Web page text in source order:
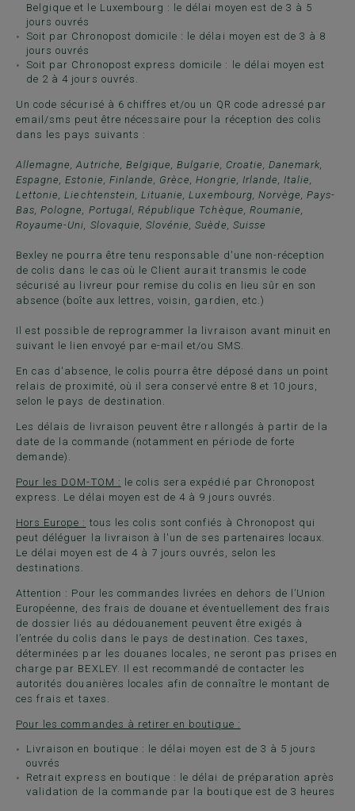
Belgique et le Luxembourg : le délai moyen est de 3 à 5
jours ouvrés
Soit par Chronopost domicile : le délai moyen est de 3 à 8
jours ouvrés
Soit par Chronopost express domicile : le délai moyen est
de 2 à 4 jours ouvrés.
Un code sécurisé à 6 chiffres et/ou un QR code adressé par
email/sms peut être nécessaire pour la réception des colis
dans les pays suivants :
Allemagne, Autriche, Belgique, Bulgarie, Croatie, Danemark,
Espagne, Estonie, Finlande, Grèce, Hongrie, Irlande, Italie,
Lettonie, Liechtenstein, Lituanie, Luxembourg, Norvège, Pays-
Bas, Pologne, Portugal, République Tchèque, Roumanie,
Royaume-Uni, Slovaquie, Slovénie, Suède, Suisse
Bexley ne pourra être tenu responsable d'une non-réception
de colis dans le cas où le Client aurait transmis le code
sécurisé au livreur pour remise du colis en lieu sûr en son
absence (boîte aux lettres, voisin, gardien, etc.)
Il est possible de reprogrammer la livraison avant minuit en
suivant le lien envoyé par e-mail et/ou SMS.
En cas d'absence, le colis pourra être déposé dans un point
relais de proximité, où il sera conservé entre 8 et 10 jours,
selon le pays de destination.
Les délais de livraison peuvent être rallongés à partir de la
date de la commande (notamment en période de forte
demande).
Pour les DOM-TOM :
le colis sera expédié par Chronopost
express. Le délai moyen est de 4 à 9 jours ouvrés.
Hors Europe : tous les colis sont confiés à Chronopost qui
peut déléguer la livraison à l'un de ses partenaires locaux.
Le délai moyen est de 4 à 7 jours ouvrés, selon les
destinations.
Attention : Pour les commandes livrées en dehors de l’Union
Européenne, des frais de douane et éventuellement des frais
de dossier liés au dédouanement peuvent être exigés à
l’entrée du colis dans le pays de destination. Ces taxes,
déterminées par les douanes locales, ne seront pas prises en
charge par BEXLEY. Il est recommandé de contacter les
autorités douanières locales afin de connaître le montant de
ces frais et taxes.
Pour les commandes à retirer en boutique :
Livraison en boutique : le délai moyen est de 3 à 5 jours
ouvrés
Retrait express en boutique : le délai de préparation après
validation de la commande par la boutique est de 3 heures